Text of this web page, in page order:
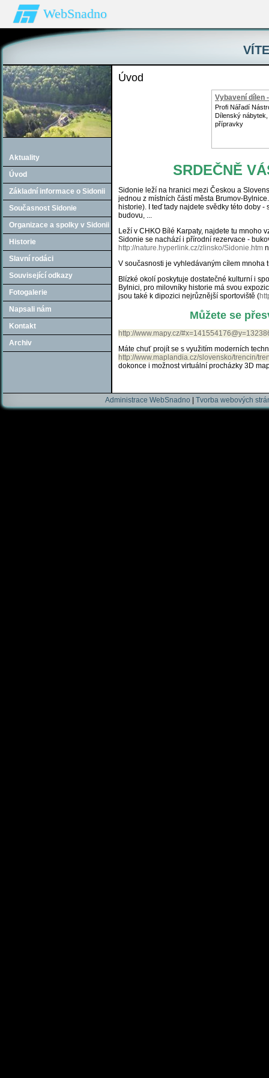
WebSnadno
Aktuality
Úvod
Základní informace o Sidonii
Současnost Sidonie
Organizace a spolky v Sidonii
Historie
Slavní rodáci
Související odkazy
Fotogalerie
Napsali nám
Kontakt
Archiv
Úvod
Vybavení dílen
Profi Nářadí
Dílenský nábytek,
přípravky
SRDEČNĚ
Sidonie leží na hranici mezi Českou a
jednou z místních částí města Brumov-
historie). I teď tady najdete svědky této doby
budovu, ...
Leží v CHKO Bílé Karpaty, najdete tu mnoho
Sidonie se nachází i přírodní rezervace -
http://nature.hyperlink.cz/zlinsko/Sidonie.htm
V současnosti je vyhledávaným cílem mnoha
Blízké okolí poskytuje dostatečné kulturní i
Bylnici, pro milovníky historie má svou
jsou také k dipozici nejrůznější sportoviště (
Můžete se
http://www.mapy.cz/
Máte chuť projít se s využitím moderních
http://www.maplandia.cz/slovensko/trencin/
dokonce i možnost virtuální procházky 3D
Administrace WebSnadno Tvorba webových